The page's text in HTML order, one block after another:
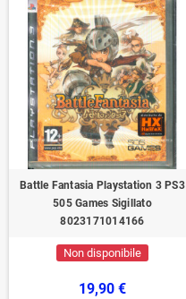
Battle Fantasia Playstation 3 PS3
505 Games Sigillato
8023171014166
Non disponibile
19,90 €